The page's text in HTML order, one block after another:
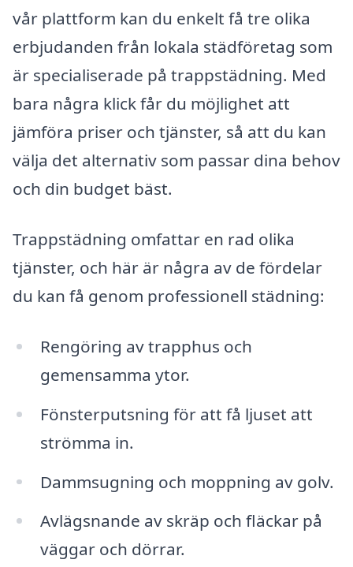
vår plattform kan du enkelt få tre olika
erbjudanden från lokala städföretag som
är specialiserade på trappstädning. Med
bara några klick får du möjlighet att
jämföra priser och tjänster, så att du kan
välja det alternativ som passar dina behov
och din budget bäst.
Trappstädning omfattar en rad olika
tjänster, och här är några av de fördelar
du kan få genom professionell städning:
Rengöring av trapphus och
gemensamma ytor.
Fönsterputsning för att få ljuset att
strömma in.
Dammsugning och moppning av golv.
Avlägsnande av skräp och fläckar på
väggar och dörrar.